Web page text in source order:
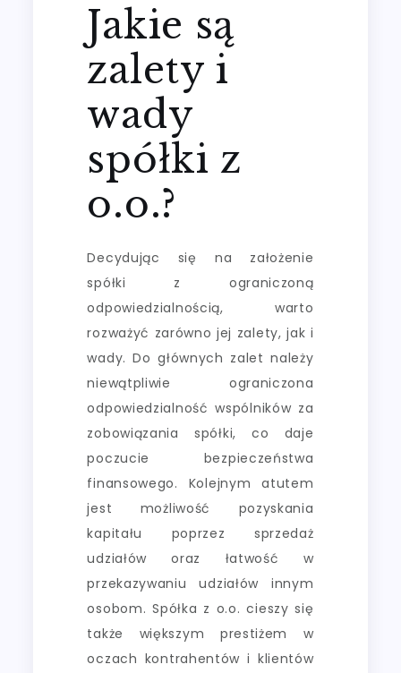
Jakie są
zalety i
wady
spółki z
o.o.?
Decydując się na założenie
spółki z ograniczoną
odpowiedzialnością, warto
rozważyć zarówno jej zalety, jak i
wady. Do głównych zalet należy
niewątpliwie ograniczona
odpowiedzialność wspólników za
zobowiązania spółki, co daje
poczucie bezpieczeństwa
finansowego. Kolejnym atutem
jest możliwość pozyskania
kapitału poprzez sprzedaż
udziałów oraz łatwość w
przekazywaniu udziałów innym
osobom. Spółka z o.o. cieszy się
także większym prestiżem w
oczach kontrahentów i klientów